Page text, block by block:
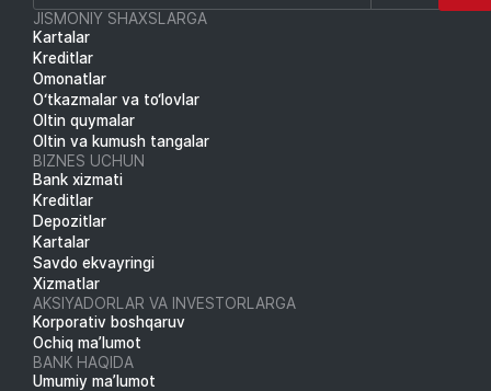
JISMONIY SHAXSLARGA
Kartalar
Kreditlar
Omonatlar
O‘tkazmalar va to‘lovlar
Oltin quymalar
Oltin va kumush tangalar
BIZNES UCHUN
Bank xizmati
Kreditlar
Depozitlar
Kartalar
Savdo ekvayringi
Xizmatlar
AKSIYADORLAR VA INVESTORLARGA
Korporativ boshqaruv
Ochiq ma’lumot
BANK HAQIDA
Umumiy ma’lumot